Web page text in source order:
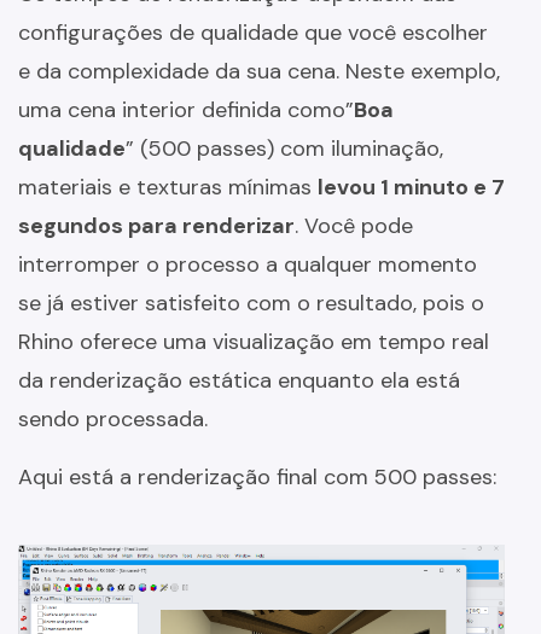
configurações de qualidade que você escolher
e da complexidade da sua cena. Neste exemplo,
uma cena interior definida como”Boa
qualidade” (500 passes) com iluminação,
materiais e texturas mínimas levou 1 minuto e 7
segundos para renderizar. Você pode
interromper o processo a qualquer momento
se já estiver satisfeito com o resultado, pois o
Rhino oferece uma visualização em tempo real
da renderização estática enquanto ela está
sendo processada.
Aqui está a renderização final com 500 passes: